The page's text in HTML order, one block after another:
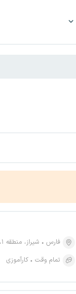
فارس
شیراز، منطقه ۱، قدوسی شرقی
تمام وقت
کارآموزی